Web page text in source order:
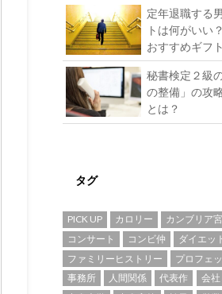
定年退職する
トは何がいい
おすすめギフ
秘書検定２級
の整備」の攻
とは？
タグ
PICK UP カロリー カンブリア
コンサート
コンビ仲
ダイエッ
ファミリーヒストリー
プロフェ
事務所
人間関係 代表作 会社